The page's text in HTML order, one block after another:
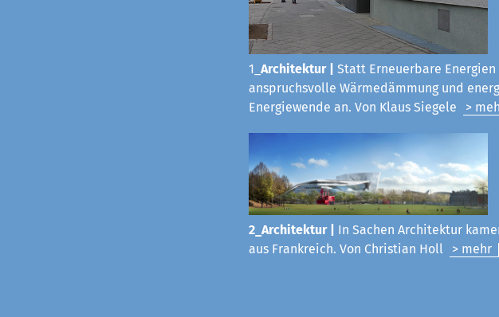
1_ Architektur|
Statt Erneuerbare
anspruchsvolle Wärmedämmung und
Energiewende an. Von Klaus Siegele >
2_Architektur |
In Sachen Architektur
aus Frankreich. Von Christian Holl
> mehr